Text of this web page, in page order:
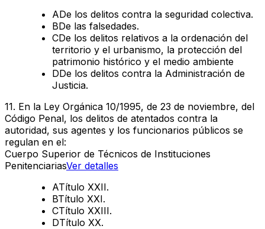
ADe los delitos contra la seguridad colectiva.
BDe las falsedades.
CDe los delitos relativos a la ordenación del
territorio y el urbanismo, la protección del
patrimonio histórico y el medio ambiente
DDe los delitos contra la Administración de
Justicia.
11. En la Ley Orgánica 10/1995, de 23 de noviembre, del
Código Penal, los delitos de atentados contra la
autoridad, sus agentes y los funcionarios públicos se
regulan en el:
Cuerpo Superior de Técnicos de Instituciones
PenitenciariasVer detalles
ATítulo XXII.
BTítulo XXI.
CTítulo XXIII.
DTítulo XX.